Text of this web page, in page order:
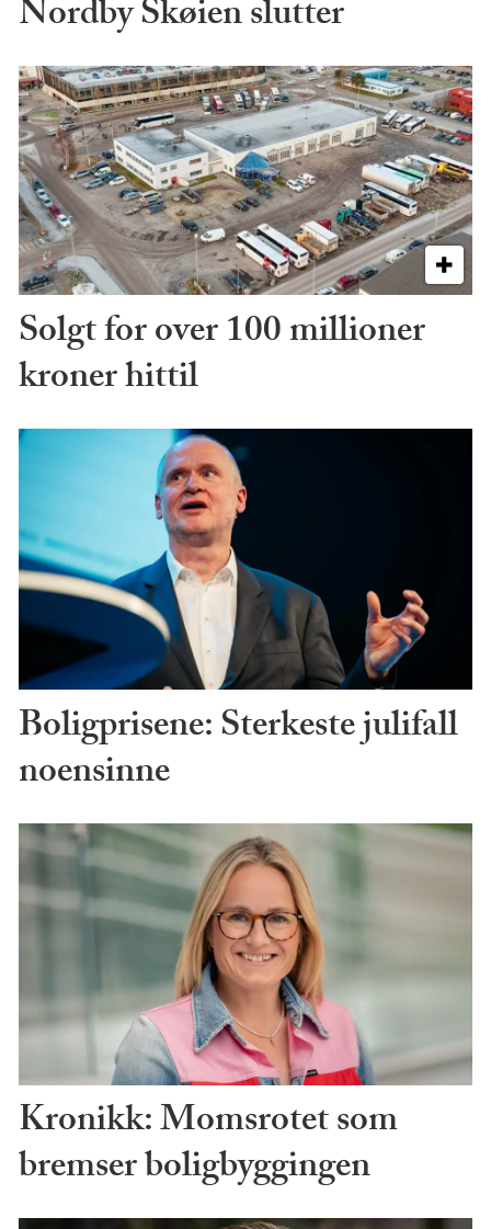
Nordby Skøien slutter
Solgt for over 100 millioner
kroner hittil
Boligprisene: Sterkeste julifall
noensinne
Kronikk: Momsrotet som
bremser boligbyggingen